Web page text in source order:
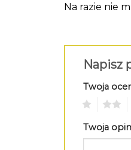
Na razie nie
Napisz
Twoja
Twoja